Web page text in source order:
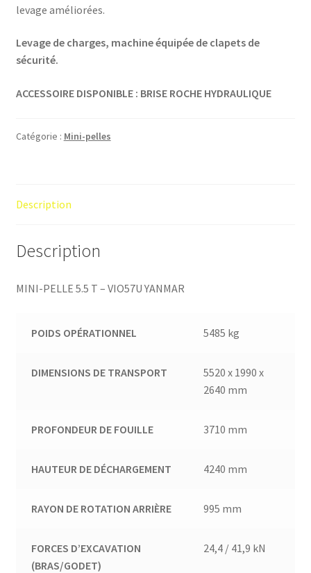
levage améliorées.
Levage de charges, machine équipée de clapets de
sécurité.
ACCESSOIRE DISPONIBLE : BRISE ROCHE HYDRAULIQUE
Catégorie : Mini-pelles
Description
Description
MINI-PELLE 5.5 T – VIO57U YANMAR
POIDS OPÉRATIONNEL 5485 kg
DIMENSIONS DE TRANSPORT
5520 x 1990 x
2640 mm
PROFONDEUR DE FOUILLE 3710 mm
HAUTEUR DE DÉCHARGEMENT 4240 mm
RAYON DE ROTATION ARRIÈRE 995 mm
FORCES D’EXCAVATION
(BRAS/GODET)
24,4 / 41,9 kN